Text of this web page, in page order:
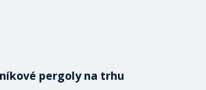
pergoly na trhu